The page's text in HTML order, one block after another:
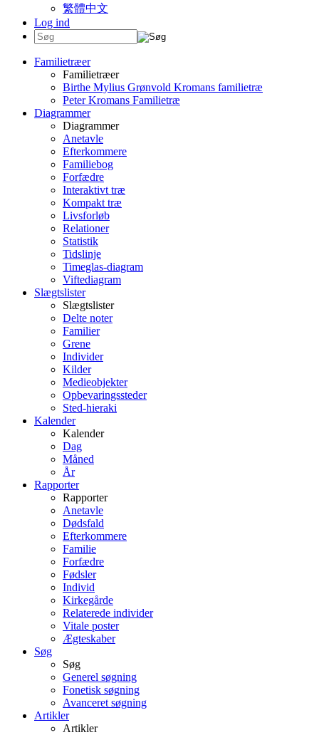
繁體中文
Log ind
Familietræer
Familietræer
Birthe Mylius Grønvold Kromans familietræ
Peter Kromans Familietræ
Diagrammer
Diagrammer
Anetavle
Efterkommere
Familiebog
Forfædre
Interaktivt træ
Kompakt træ
Livsforløb
Relationer
Statistik
Tidslinje
Timeglas-diagram
Viftediagram
Slægtslister
Slægtslister
Delte noter
Familier
Grene
Individer
Kilder
Medieobjekter
Opbevaringssteder
Sted-hieraki
Kalender
Kalender
Dag
Måned
År
Rapporter
Rapporter
Anetavle
Dødsfald
Efterkommere
Familie
Forfædre
Fødsler
Individ
Kirkegårde
Relaterede individer
Vitale poster
Ægteskaber
Søg
Søg
Generel søgning
Fonetisk søgning
Avanceret søgning
Artikler
Artikler